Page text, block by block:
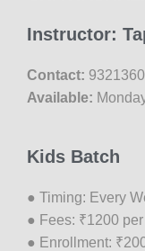
Instructor:
Contact:
Available:
Kids Batch
● Timing: Every
● Fees: ₹1200
● Enrollment: